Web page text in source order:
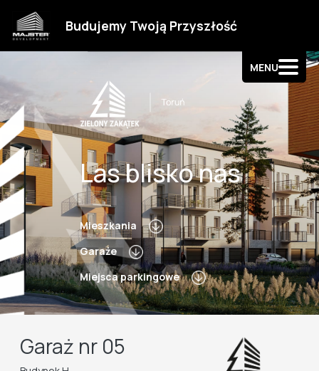
Budujemy Twoją Przyszłość
MENU
Kontakt
Las blisko nas
Mieszkania
Garaże
Miejsca parkingowe
Garaż nr 05